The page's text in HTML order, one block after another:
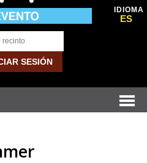
IDIOMA
ES
SESIÓN